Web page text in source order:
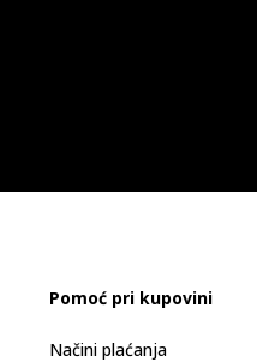
Pomoć pri kupovini
Načini plaćanja